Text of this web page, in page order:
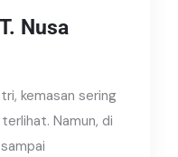
Nusa
kemasan sering
Namun, di